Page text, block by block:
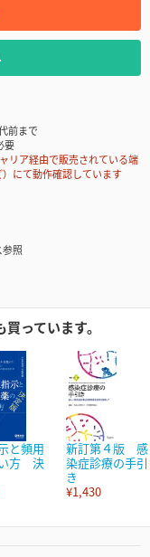
前まで
要
ア経由で販売されている端
）にて動作確認しています
照
っています。
と頻用
方 決
新訂第４版 感
染症診療の手引
き
¥1,430